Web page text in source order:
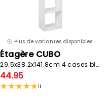
Plus de variantes disponibles
Étagère CUBO
29.5x38.2x141.8cm 4 cases blanc
44.95
11